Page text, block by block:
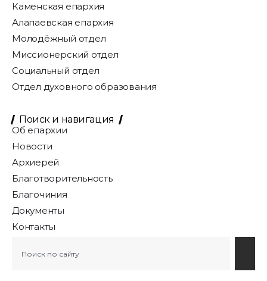
Каменская епархия
Алапаевская епархия
Молодёжный отдел
Миссионерский отдел
Социальный отдел
Отдел духовного образования
Поиск и навигация
Об епархии
Новости
Архиерей
Благотворительность
Благочиния
Документы
Контакты